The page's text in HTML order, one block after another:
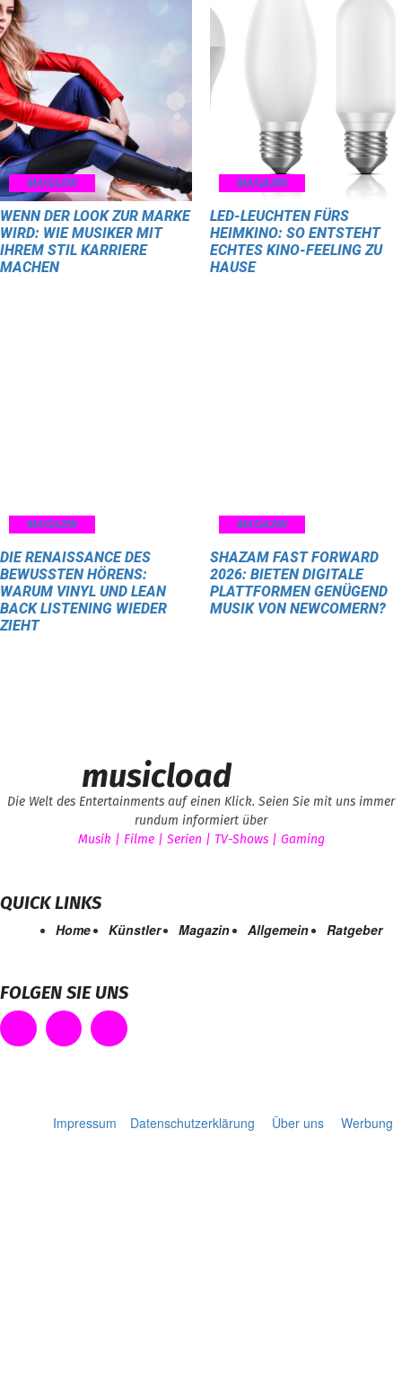
MAGAZIN
WENN DER LOOK ZUR MARKE
WIRD: WIE MUSIKER MIT
IHREM STIL KARRIERE
MACHEN
MAGAZIN
LED-LEUCHTEN FÜRS
HEIMKINO: SO ENTSTEHT
ECHTES KINO-FEELING ZU
HAUSE
MAGAZIN
DIE RENAISSANCE DES
BEWUSSTEN HÖRENS:
WARUM VINYL UND LEAN
BACK LISTENING WIEDER
ZIEHT
MAGAZIN
SHAZAM FAST FORWARD
2026: BIETEN DIGITALE
PLATTFORMEN GENÜGEND
MUSIK VON NEWCOMERN?
musicload
Die Welt des Entertainments auf einen Klick. Seien Sie mit uns immer
rundum informiert über
Musik | Filme | Serien | TV-Shows | Gaming
QUICK LINKS
Home Künstler Magazin Allgemein Ratgeber
FOLGEN SIE UNS
Impressum Datenschutzerklärung Über uns Werbung